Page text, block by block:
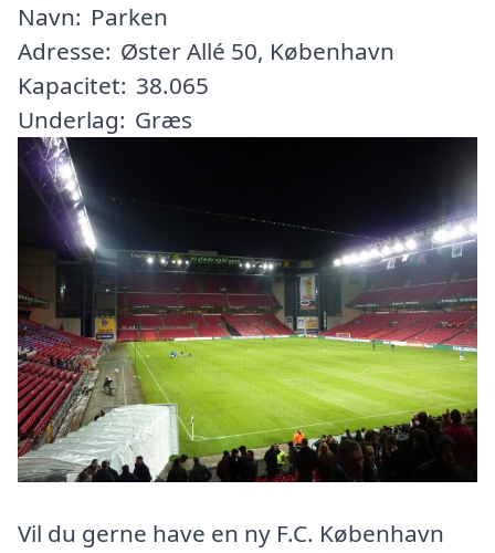
Navn: Parken
Adresse: Øster Allé 50, København
Kapacitet: 38.065
Underlag: Græs
Vil du gerne have en ny F.C. København